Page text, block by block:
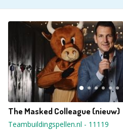
The Masked Colleague (nieuw)
Teambuildingspellen.nl - 11119